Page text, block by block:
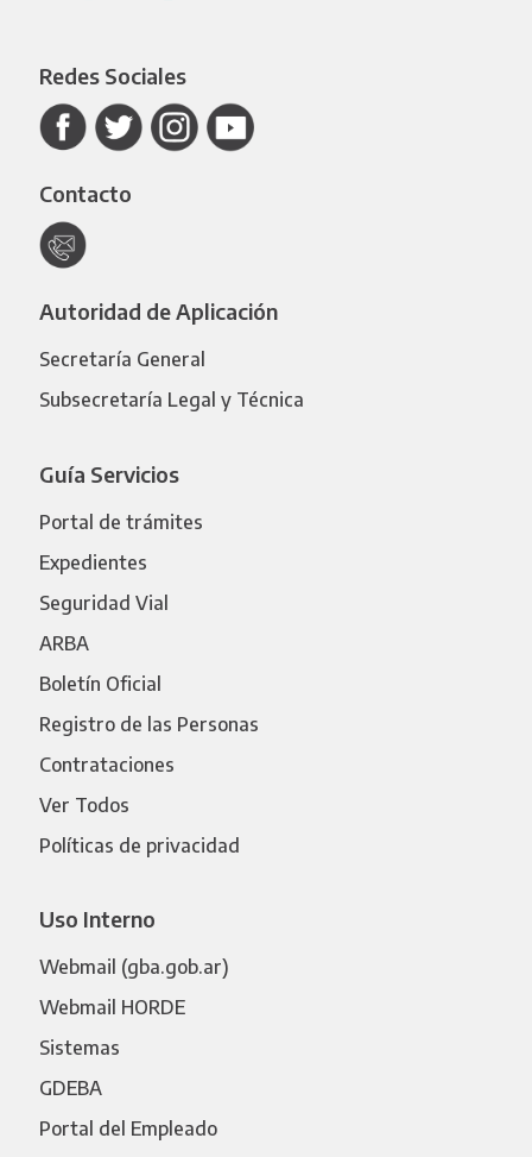
Redes Sociales
Contacto
Autoridad de Aplicación
Secretaría General
Subsecretaría Legal y Técnica
Guía Servicios
Portal de trámites
Expedientes
Seguridad Vial
ARBA
Boletín Oficial
Registro de las Personas
Contrataciones
Ver Todos
Políticas de privacidad
Uso Interno
Webmail (gba.gob.ar)
Webmail HORDE
Sistemas
GDEBA
Portal del Empleado